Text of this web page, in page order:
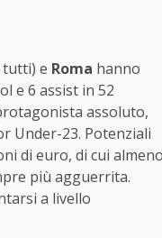
tutti) e Roma hanno
e 6 assist in 52
assoluto,
Under-23. Potenziali
di euro, di cui
più agguerrita.
a livello